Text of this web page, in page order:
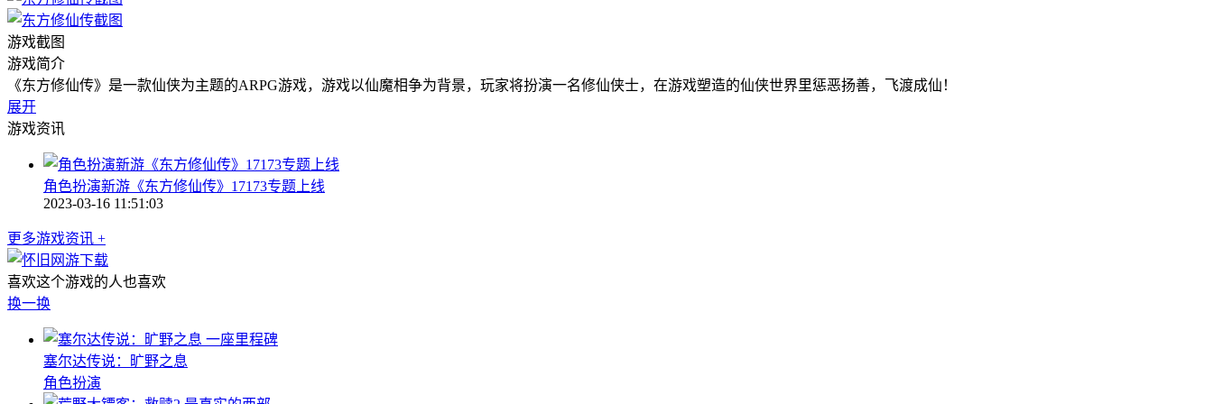
游戏截图
游戏简介
《东方修仙传》是一款仙侠为主题的ARPG游戏，游戏以仙魔相争为背景，玩家将扮演一名修仙侠士，在游戏塑造的仙侠世界里惩恶扬善，飞渡成仙！
展开
游戏资讯
角色扮演新游《东方修仙传》17173专题上线
2023-03-16 11:51:03
更多游戏资讯 +
喜欢这个游戏的人也喜欢
换一换
一座里程碑
塞尔达传说：旷野之息
角色扮演